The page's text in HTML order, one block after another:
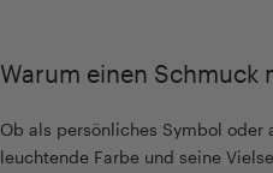
Warum einen Schmuck
Ob als persönliches Symbol
leuchtende Farbe und seine